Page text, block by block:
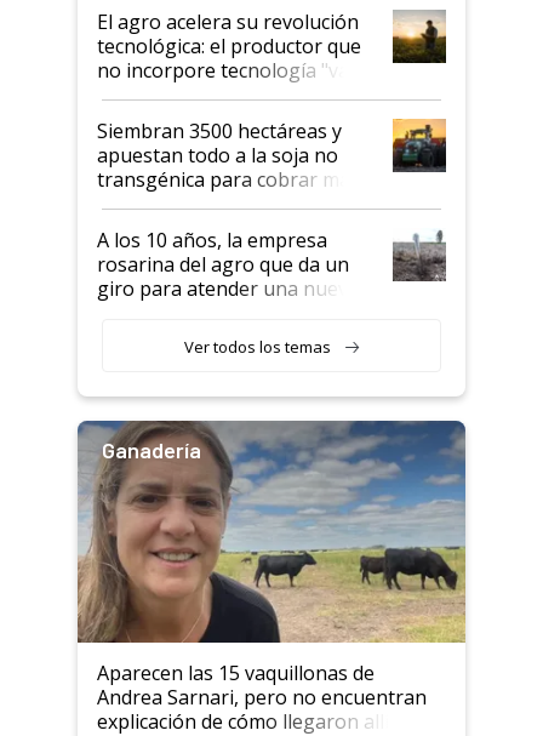
El agro acelera su revolución
tecnológica: el productor que
no incorpore tecnología "va a
perder el tren"
Siembran 3500 hectáreas y
apuestan todo a la soja no
transgénica para cobrar más
por tonelada: compraron un
semillero
A los 10 años, la empresa
rosarina del agro que da un
giro para atender una nueva
Ver todos los temas
Ganadería
Aparecen las 15 vaquillonas de
Andrea Sarnari, pero no encuentran
explicación de cómo llegaron allí